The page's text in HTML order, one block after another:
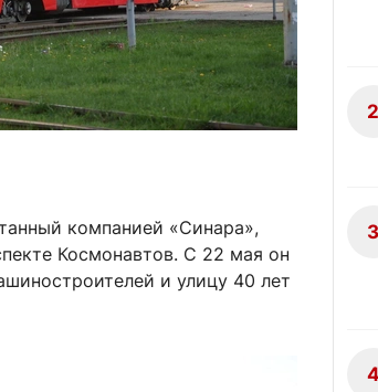
компанией «Синара»,
Космонавтов. С 22 мая он
и улицу 40 лет
2
3
4